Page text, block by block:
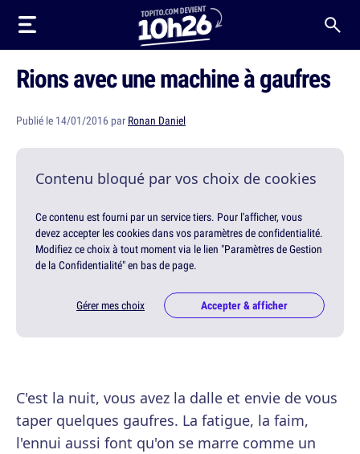
Rions avec une machine à gaufres
Publié le 14/01/2016 par Ronan Daniel
Contenu bloqué par vos choix de cookies
Ce contenu est fourni par un service tiers. Pour l'afficher, vous
devez accepter les cookies dans vos paramètres de confidentialité.
Modifiez ce choix à tout moment via le lien "Paramètres de Gestion
de la Confidentialité" en bas de page.
Gérer mes choix Accepter & afficher
C'est la nuit, vous avez la dalle et envie de vous
taper quelques gaufres. La fatigue, la faim,
l'ennui aussi font qu'on se marre comme un